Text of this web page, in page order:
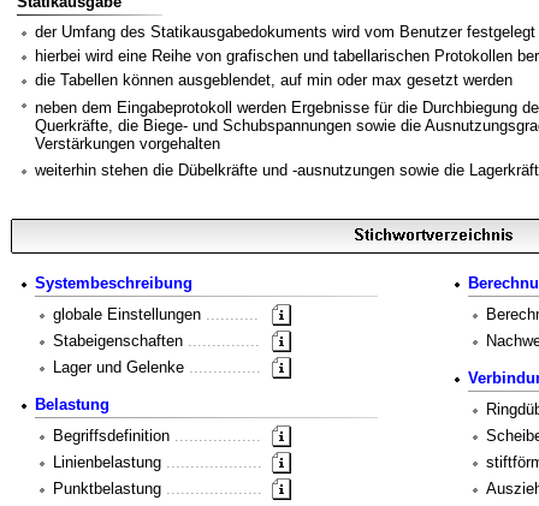
der Umfang des Statikausgabedokuments wird vom Benutzer festgelegt
hierbei wird eine Reihe von grafischen und tabellarischen Protokollen
die Tabellen können ausgeblendet, auf min oder max gesetzt werden
neben dem Eingabeprotokoll werden Ergebnisse für die Durchbiegung
Querkräfte, die Biege- und Schubspannungen sowie die
Verstärkungen vorgehalten
weiterhin stehen die Dübelkräfte und -ausnutzungen sowie die
Systembeschreibung
globale Einstellungen ...........
Stabeigenschaften ...............
Lager und Gelenke ...............
Belastung
Begriffsdefinition ..................
Linienbelastung ....................
Punktbelastung ....................